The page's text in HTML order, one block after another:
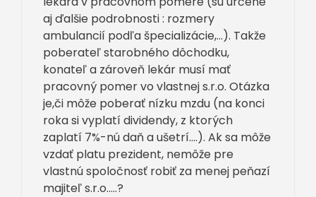
aj ďalšie podrobnosti : rozmery
ambulancií podľa špecializácie,…). Takže
poberateľ starobného dôchodku,
konateľ a zároveň lekár musí mať
pracovný pomer vo vlastnej s.r.o. Otázka
je,či môže poberať nízku mzdu (na konci
roka si vyplatí dividendy, z ktorých
zaplatí 7%-nú daň a ušetrí….). Ak sa môže
vzdať platu prezident, nemôže pre
vlastnú spoločnosť robiť za menej peňazí
majiteľ s.r.o…..?